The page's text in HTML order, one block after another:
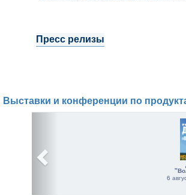
Пресс релизы
Выставки и конференции по
6